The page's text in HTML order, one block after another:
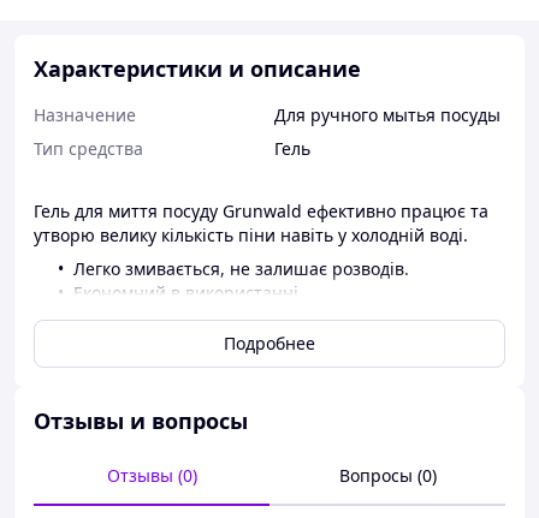
Характеристики и описание
Назначение
Для ручного мытья посуды
Тип средства
Гель
Гель для миття посуду Grunwald ефективно працює та
утворю велику кількість піни навіть у холодній воді.
Легко змивається, не залишає розводів.
Економний в використанні.
Однієї пляшки вистачає для миття до 3000
Виготовляється згідно з нормативами
відповідні підтверджуючі сертифікати.
Не містить шкідливих для здоров'я та шкіри
Подробнее
Отзывы и вопросы
Отзывы (0) Вопросы (0)